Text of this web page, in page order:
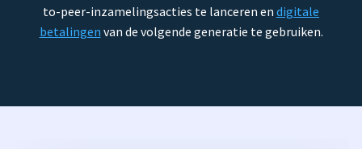
to-peer-inzamelingsacties te lanceren en digitale
betalingen van de volgende generatie te gebruiken.